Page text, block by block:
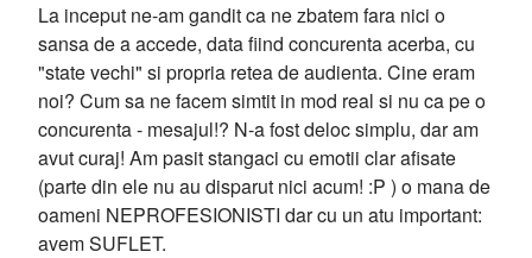
La inceput ne-am gandit ca ne zbatem fara nici o
sansa de a accede, data fiind concurenta acerba, cu
"state vechi" si propria retea de audienta. Cine eram
noi? Cum sa ne facem simtit in mod real si nu ca pe o
concurenta - mesajul!? N-a fost deloc simplu, dar am
avut curaj! Am pasit stangaci cu emotii clar afisate
(parte din ele nu au disparut nici acum! :P ) o mana de
oameni NEPROFESIONISTI dar cu un atu important:
avem SUFLET.